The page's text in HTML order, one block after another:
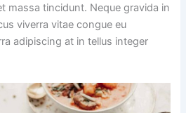
massa tincidunt. Neque gravida in
viverra vitae congue eu
adipiscing at in tellus integer